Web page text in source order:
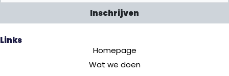
Inschrijven
Links
Homepage
Wat we doen